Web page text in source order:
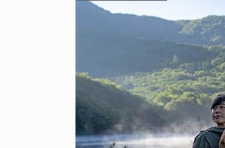
愛犬との
とFAQ